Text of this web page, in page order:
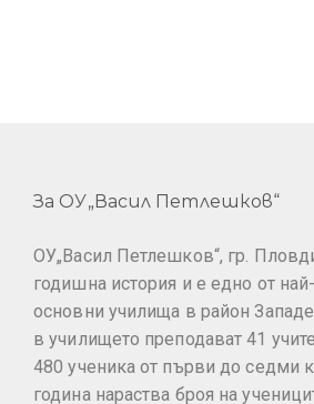
За ОУ„Васил Петлешков“
ОУ„Васил Петлешков“, гр.
годишна история и е едно от
основни училища в район
в училището преподават 41
480 ученика от първи до седми
година нараства броя на